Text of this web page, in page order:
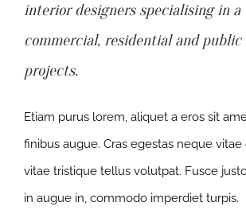
interior designers specialising in a
commercial, residential and public
projects.
Etiam purus lorem, aliquet a eros sit
finibus augue. Cras egestas neque
vitae tristique tellus volutpat. Fusce
in augue in, commodo imperdiet turpis.